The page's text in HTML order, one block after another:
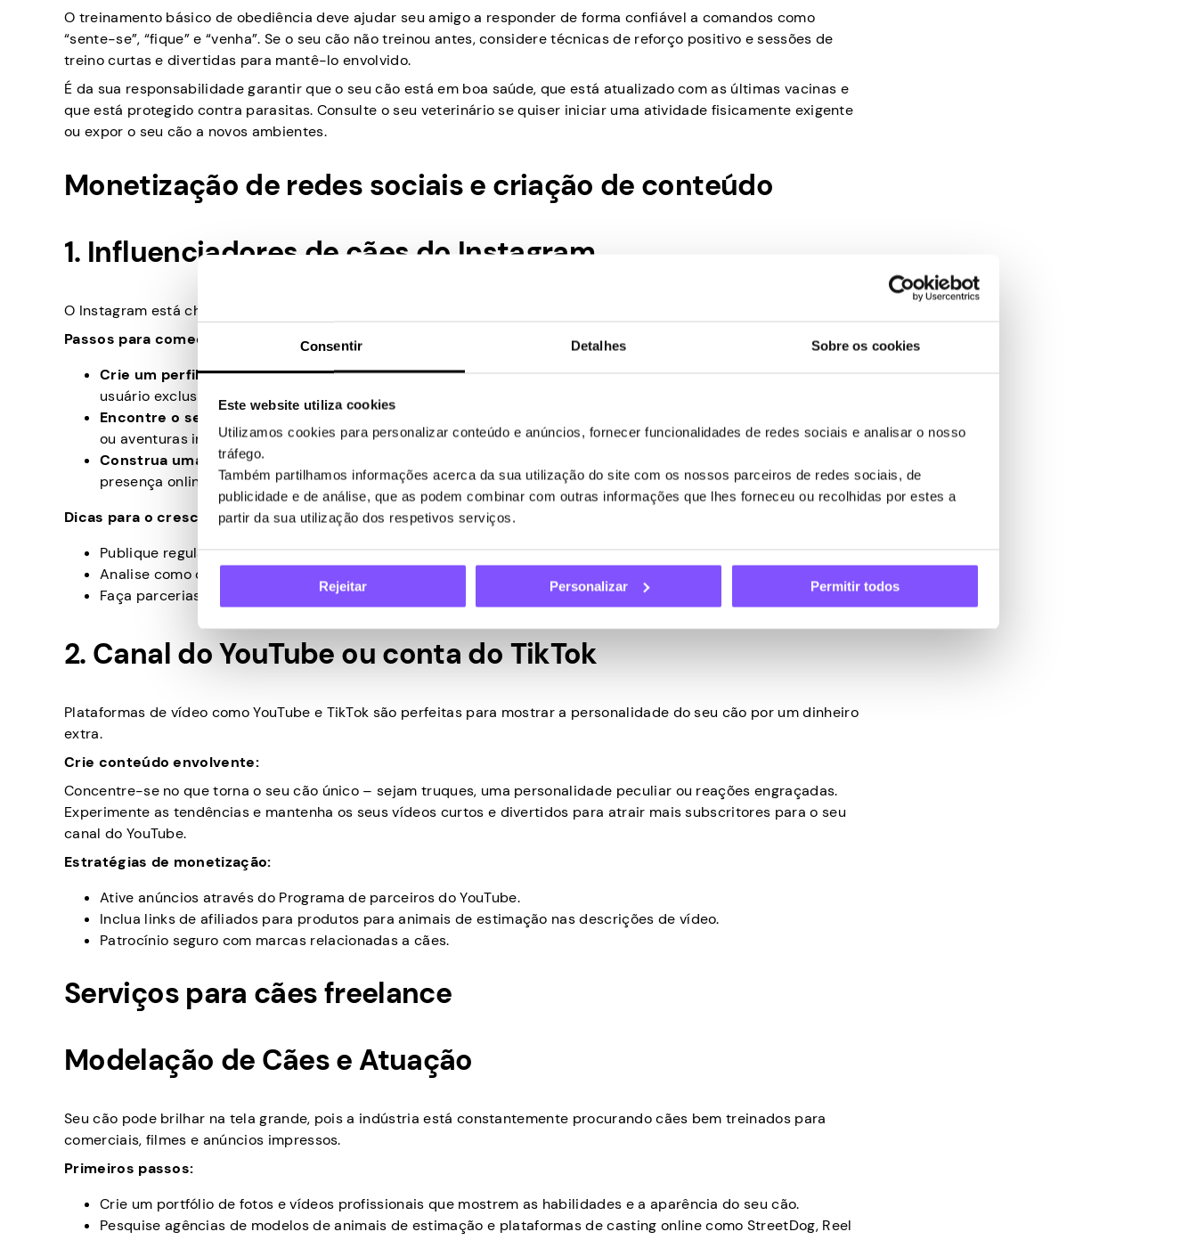
Consentir Detalhes Sobre os cookies
Este website utiliza cookies
Utilizamos cookies para personalizar conteúdo e anúncios, fornecer funcionalidades de redes sociais e analisar o nosso
tráfego.
Também partilhamos informações acerca da sua utilização do site com os nossos parceiros de redes sociais, de
publicidade e de análise, que as podem combinar com outras informações que lhes forneceu ou recolhidas por estes a
partir da sua utilização dos respetivos serviços.
Rejeitar Personalizar Permitir todos
O treinamento básico de obediência deve ajudar seu amigo a responder de forma confiável a comandos como
“sente-se”, “fique” e “venha”. Se o seu cão não treinou antes, considere técnicas de reforço positivo e sessões de
treino curtas e divertidas para mantê-lo envolvido.
É da sua responsabilidade garantir que o seu cão está em boa saúde, que está atualizado com as últimas vacinas e
que está protegido contra parasitas. Consulte o seu veterinário se quiser iniciar uma atividade fisicamente exigente
ou expor o seu cão a novos ambientes.
Monetização de redes sociais e criação de conteúdo
1. Influenciadores de cães do Instagram
O Instagram está cheio de contas de cães adoráveis – e o seu cachorro pode ser a próxima grande estrela!
Passos para começar:
Crie um perfil:Concentre-se em fotos e vídeos de alta qualidade, uma biografia memorável e um nome de
usuário exclusivo para a conta do Instagram do seu cão.
Encontre o seu nicho:
ou aventuras inspiradoras.
Construa uma marca:Use uma estética e um tom consistentes para as publicações – configure uma
presença online distinta para o seu cão que não possa ser confundida com outros.
Dicas para o crescimento:
Publique regularmente com hashtags de tendência e interaja com seu público.
Analise como outros influenciadores caninos atraem a atenção e implemente as melhores práticas.
Faça parcerias com marcas para posts patrocinados ou produtos gratuitos à medida que seu público cresce.
2. Canal do YouTube ou conta do TikTok
Plataformas de vídeo como YouTube e TikTok são perfeitas para mostrar a personalidade do seu cão por um dinheiro
extra.
Crie conteúdo envolvente:
Concentre-se no que torna o seu cão único – sejam truques, uma personalidade peculiar ou reações engraçadas.
Experimente as tendências e mantenha os seus vídeos curtos e divertidos para atrair mais subscritores para o seu
canal do YouTube.
Estratégias de monetização:
Ative anúncios através do Programa de parceiros do YouTube.
Inclua links de afiliados para produtos para animais de estimação nas descrições de vídeo.
Patrocínio seguro com marcas relacionadas a cães.
Serviços para cães freelance
Modelação de Cães e Atuação
Seu cão pode brilhar na tela grande, pois a indústria está constantemente procurando cães bem treinados para
comerciais, filmes e anúncios impressos.
Primeiros passos:
Crie um portfólio de fotos e vídeos profissionais que mostrem as habilidades e a aparência do seu cão.
Pesquise agências de modelos de animais de estimação e plataformas de casting online como StreetDog, Reel